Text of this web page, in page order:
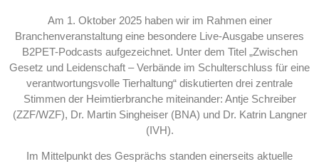
Am 1. Oktober 2025 haben wir im Rahmen einer
Branchenveranstaltung eine besondere Live-Ausgabe unseres
B2PET-Podcasts aufgezeichnet. Unter dem Titel „Zwischen
Gesetz und Leidenschaft – Verbände im Schulterschluss für eine
verantwortungsvolle Tierhaltung“ diskutierten drei zentrale
Stimmen der Heimtierbranche miteinander: Antje Schreiber
(ZZF/WZF), Dr. Martin Singheiser (BNA) und Dr. Katrin Langner
(IVH).
Im Mittelpunkt des Gesprächs standen einerseits aktuelle